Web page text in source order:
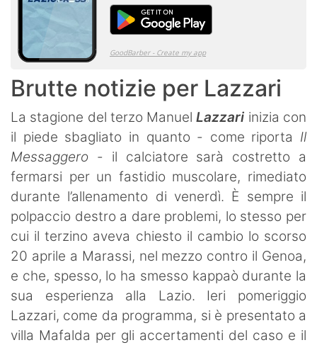
Brutte notizie per Lazzari
La stagione del terzo ManuelLazzari inizia con
il piede sbagliato in quanto - come riporta Il
Messaggero - il calciatore sarà costretto a
fermarsi per un fastidio muscolare, rimediato
durante l’allenamento di venerdì. È sempre il
polpaccio destro a dare problemi, lo stesso per
cui il terzino aveva chiesto il cambio lo scorso
20 aprile a Marassi, nel mezzo contro il Genoa,
e che, spesso, lo ha smesso kappaò durante la
sua esperienza alla Lazio. Ieri pomeriggio
Lazzari, come da programma, si è presentato a
villa Mafalda per gli accertamenti del caso e il